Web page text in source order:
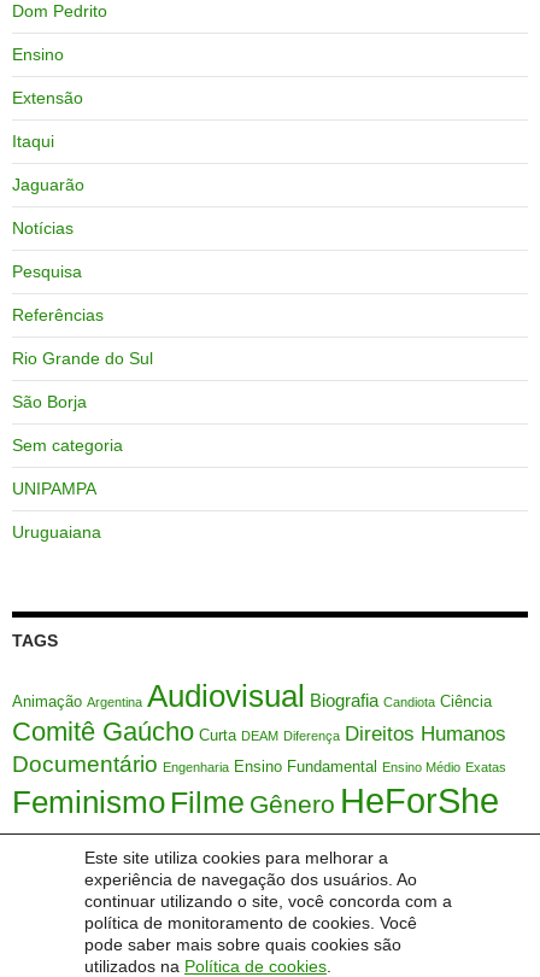
Este site utiliza cookies para melhorar a
experiência de navegação dos usuários. Ao
continuar utilizando o site, você concorda com a
política de monitoramento de cookies. Você
pode saber mais sobre quais cookies são
utilizados na Política de cookies
Dom Pedrito
Ensino
Extensão
Itaqui
Jaguarão
Notícias
Pesquisa
Referências
Rio Grande do Sul
São Borja
Sem categoria
UNIPAMPA
Uruguaiana
TAGS
Animação Argentina Audiovisual Biografia Candiota Ciência
Comitê Gaúcho Curta DEAM Diferença Direitos Humanos
Documentário Engenharia Ensino Fundamental Ensino Médio Exatas
Feminismo Filme Gênero HeForShe
HFS IDEB Interseccionalidade Justiça LEVIS Marcador Social
Meio Ambiente Metodologia Ativa Mulher Márcia Maria Lucchese
Mulheres Orientação Sexual SAMVV Sexualidade Sociedade
Temas Transversais Themis UFSC Uruguai Étnico
Desenvolvimento de Escola Básica